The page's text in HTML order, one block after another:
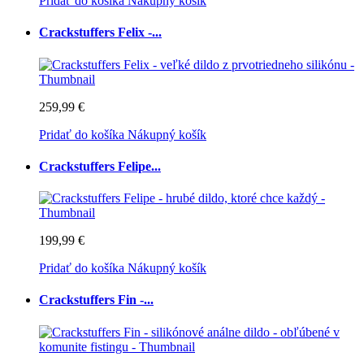
Crackstuffers Felix -...
259,99 €
Pridať do košíka Nákupný košík
Crackstuffers Felipe...
199,99 €
Pridať do košíka Nákupný košík
Crackstuffers Fin -...